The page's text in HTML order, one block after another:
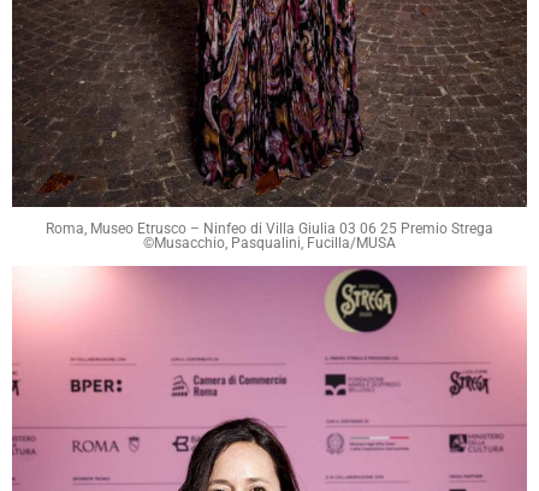
Roma, Museo Etrusco – Ninfeo di Villa Giulia 03 06 25 Premio Strega
©Musacchio, Pasqualini, Fucilla/MUSA